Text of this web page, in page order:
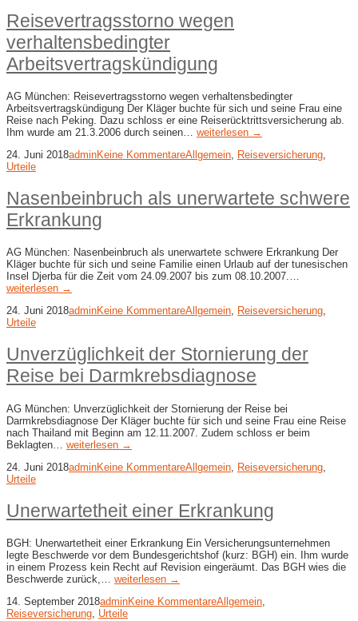
Reisevertragsstorno wegen
verhaltensbedingter
Arbeitsvertragskündigung
AG München: Reisevertragsstorno wegen verhaltensbedingter
Arbeitsvertragskündigung Der Kläger buchte für sich und seine Frau eine
Reise nach Peking. Dazu schloss er eine Reiserücktrittsversicherung ab.
Ihm wurde am 21.3.2006 durch seinen… weiterlesen →
24. Juni 2018adminKeine KommentareAllgemein, Reiseversicherung,
Urteile
Nasenbeinbruch als unerwartete schwere
Erkrankung
AG München: Nasenbeinbruch als unerwartete schwere Erkrankung Der
Kläger buchte für sich und seine Familie einen Urlaub auf der tunesischen
Insel Djerba für die Zeit vom 24.09.2007 bis zum 08.10.2007.…
weiterlesen →
24. Juni 2018adminKeine KommentareAllgemein, Reiseversicherung,
Urteile
Unverzüglichkeit der Stornierung der
Reise bei Darmkrebsdiagnose
AG München: Unverzüglichkeit der Stornierung der Reise bei
Darmkrebsdiagnose Der Kläger buchte für sich und seine Frau eine Reise
nach Thailand mit Beginn am 12.11.2007. Zudem schloss er beim
Beklagten… weiterlesen →
24. Juni 2018adminKeine KommentareAllgemein Reiseversicherung
Urteile
Unerwartetheit einer Erkrankung
BGH: Unerwartetheit einer Erkrankung Ein Versicherungsunternehmen
legte Beschwerde vor dem Bundesgerichtshof (kurz: BGH) ein. Ihm wurde
in einem Prozess kein Recht auf Revision eingeräumt. Das BGH wies die
Beschwerde zurück,… weiterlesen →
14. September 2018adminKeine KommentareAllgemein
Reiseversicherung Urteile